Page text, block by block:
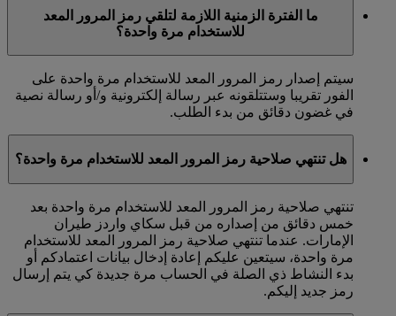
ما الفترة الزمنية اللازمة لتلقي رمز المرور المعد
للاستخدام مرة واحدة؟
سيتم إصدار رمز المرور المعد للاستخدام مرة واحدة على
الفور تقريبا وستتلقونه عبر رسالة إلكترونية و/أو رسالة نصية
في غضون دقائق من بدء الطلب.
هل تنتهي صلاحية رمز المرور المعد للاستخدام مرة واحدة؟
تنتهي صلاحية رمز المرور المعد للاستخدام مرة واحدة بعد
خمس دقائق من إصداره من قبل سكاي واردز طيران
الإمارات. عندما تنتهي صلاحية رمز المرور المعد للاستخدام
مرة واحدة، سيتعين عليكم إعادة إدخال بيانات اعتمادكم أو
بدء النشاط ذي الصلة في الحساب مرة جديدة كي يتم إرسال
رمز جديد إليكم.